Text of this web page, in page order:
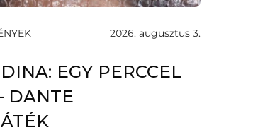
2026. augusztus 3.
EGY PERCCEL
DANTE